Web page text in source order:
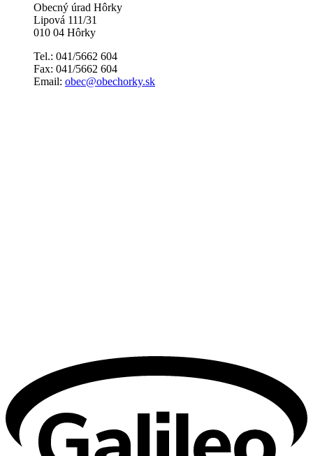
Obecný úrad Hôrky
Lipová 111/31
010 04 Hôrky
Tel.: 041/5662 604
Fax: 041/5662 604
Email: obec@obechorky.sk